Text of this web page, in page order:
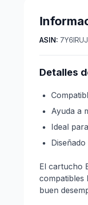
ASIN:
Detalles
Ayuda a
Ideal
El cartucho
compatibles
buen